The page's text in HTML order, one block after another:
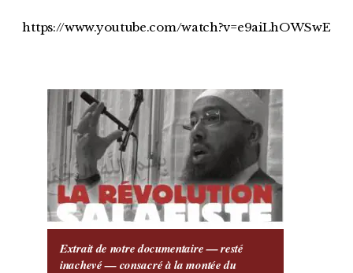
https://www.youtube.com/watch?v=e9aiLhOWSwE
Extrait de notre documentaire — resté
inachevé — consacré à la montée du